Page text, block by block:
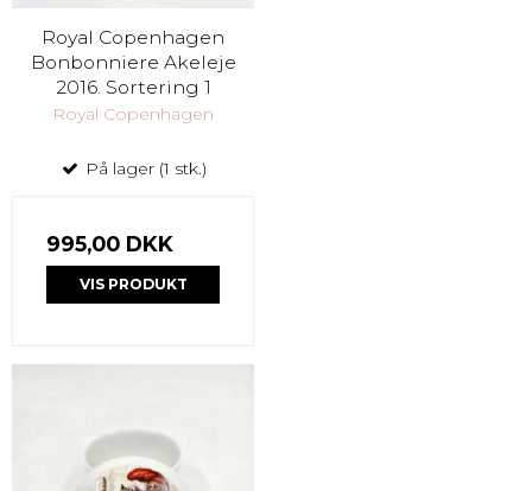
Royal Copenhagen
Bonbonniere Akeleje
2016. Sortering 1
Royal Copenhagen
På lager (1 stk.)
995,00 DKK
VIS PRODUKT